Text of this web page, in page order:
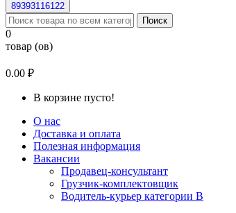
89393116122
Поиск
0
товар (ов)
0.00 ₽
В корзине пусто!
О нас
Доставка и оплата
Полезная информация
Вакансии
Продавец-консультант
Грузчик-комплектовщик
Водитель-курьер категории B